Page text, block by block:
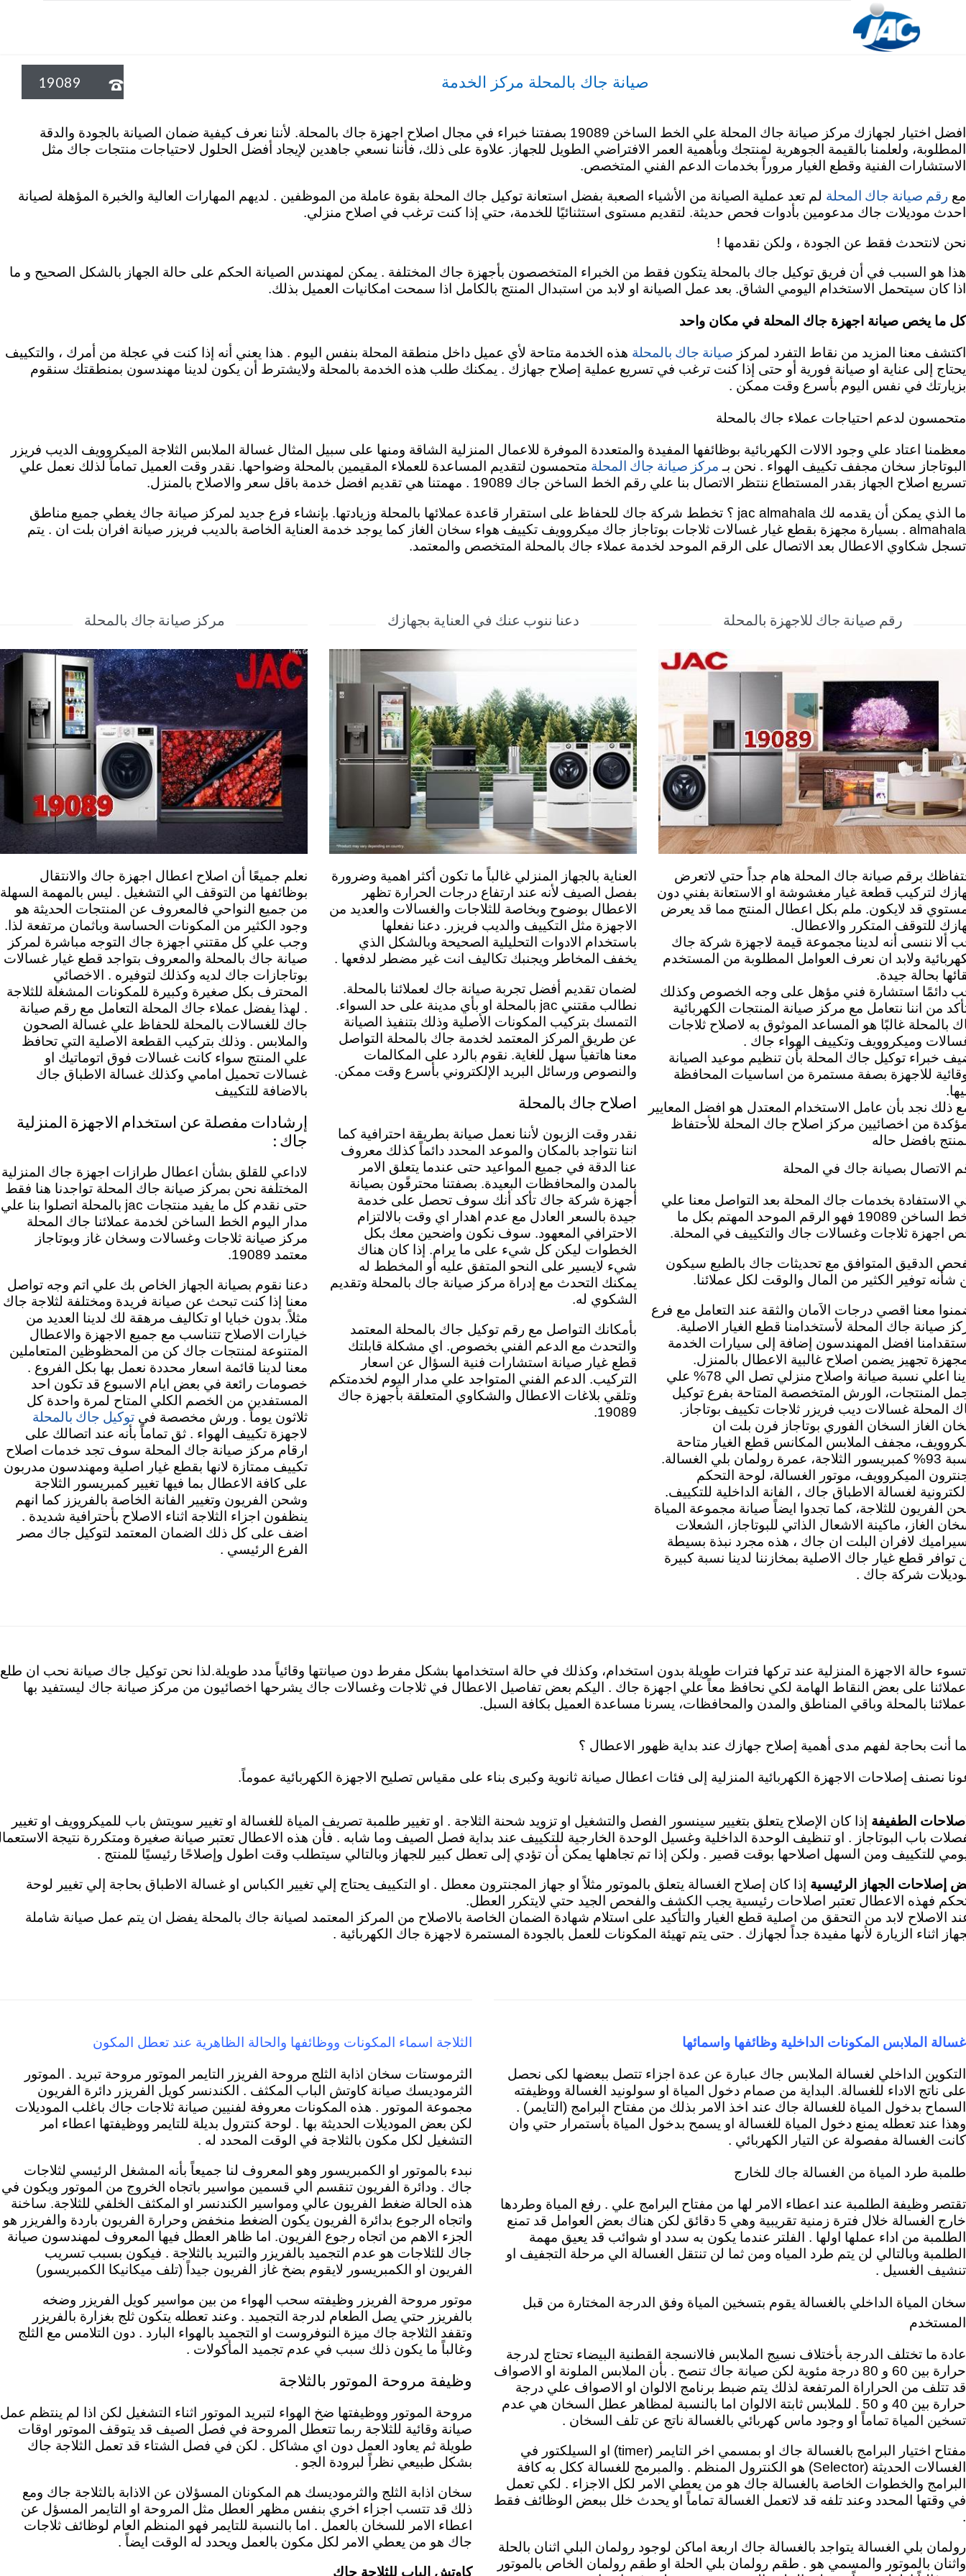
Skip
to
صيانة جاك بالمحلة مركز الخدمة 
19089
افضل اختيار لجهازك مركز صيانة جاك المحلة علي الخط الساخن 19089 بصفتنا خبراء في مجال اصلاح اجهزة جاك بالمحلة. لأننا نعرف كيفية ضمان الصيانة بالجودة والدقة
المطلوبة، ولعلمنا بالقيمة الجوهرية لمنتجك وبأهمية العمر الافتراضي الطويل للجهاز. علاوة على ذلك، فأننا نسعي جاهدين لإيجاد أفضل الحلول لاحتياجات منتجات جاك مثل
الاستشارات الفنية وقطع الغيار مروراً بخدمات الدعم الفني المتخصص.
مع رقم صيانة جاك المحلة لم تعد عملية الصيانة من الأشياء الصعبة بفضل استعانة توكيل جاك المحلة بقوة عاملة من الموظفين . لديهم المهارات العالية والخبرة المؤهلة لصيانة
احدث موديلات جاك مدعومين بأدوات فحص حديثة. لتقديم مستوى استثنائيًا للخدمة، حتي إذا كنت ترغب في اصلاح منزلي.
نحن لانتحدث فقط عن الجودة ، ولكن نقدمها !
هذا هو السبب في أن فريق توكيل جاك بالمحلة يتكون فقط من الخبراء المتخصصون بأجهزة جاك المختلفة . يمكن لمهندس الصيانة الحكم على حالة الجهاز بالشكل الصحيح و ما
اذا كان سيتحمل الاستخدام اليومي الشاق. بعد عمل الصيانة او لابد من استبدال المنتج بالكامل اذا سمحت امكانيات العميل بذلك.
كل ما يخص صيانة اجهزة جاك المحلة في مكان واحد
اكتشف معنا المزيد من نقاط التفرد لمركز صيانة جاك بالمحلة هذه الخدمة متاحة لأي عميل داخل منطقة المحلة بنفس اليوم . هذا يعني أنه إذا كنت في عجلة من أمرك ، والتكييف
يحتاج إلى عناية او صيانة فورية أو حتى إذا كنت ترغب في تسريع عملية إصلاح جهازك . يمكنك طلب هذه الخدمة بالمحلة ولايشترط أن يكون لدينا مهندسون بمنطقتك سنقوم
بزيارتك في نفس اليوم بأسرع وقت ممكن .
متحمسون لدعم احتياجات عملاء جاك بالمحلة
معظمنا اعتاد علي وجود الالات الكهربائية بوظائفها المفيدة والمتعددة الموفرة للاعمال المنزلية الشاقة ومنها على سبيل المثال غسالة الملابس الثلاجة الميكروويف الديب فريزر
البوتاجاز سخان مجفف تكييف الهواء . نحن بـ مركز صيانة جاك المحلة متحمسون لتقديم المساعدة للعملاء المقيمين بالمحلة وضواحها. نقدر وقت العميل تماماً لذلك نعمل علي
تسريع اصلاح الجهاز بقدر المستطاع ننتظر الاتصال بنا علي رقم الخط الساخن جاك 19089 . مهمتنا هي تقديم افضل خدمة باقل سعر والاصلاح بالمنزل.
ما الذي يمكن أن يقدمه لك jac almahala ؟
تخطط شركة جاك للحفاظ على استقرار قاعدة عملائها بالمحلة وزيادتها. بإنشاء فرع جديد لمركز صيانة جاك يغطي جميع مناطق
almahala . بسيارة مجهزة بقطع غيار غسالات ثلاجات بوتاجاز جاك ميكروويف تكييف هواء سخان الغاز كما يوجد خدمة العناية الخاصة بالديب فريزر صيانة افران بلت ان . يتم
تسجل شكاوي الاعطال بعد الاتصال على الرقم الموحد لخدمة عملاء جاك بالمحلة المتخصص والمعتمد.
مركز صيانة جاك بالمحلة
نعلم جميعًا أن اصلاح اعطال اجهزة جاك والانتقال
بوظائفها من التوقف الي التشغيل . ليس بالمهمة السهلة
من جميع النواحي فالمعروف عن المنتجات الحديثة هو
وجود الكثير من المكونات الحساسة وباثمان مرتفعة لذا.
وجب علي كل مقتني اجهزة جاك التوجه مباشرة لمركز
صيانة جاك بالمحلة والمعروف بتواجد قطع غيار غسالات
بوتاجازات جاك لديه وكذلك لتوفيره . الاخصائي
المحترف بكل صغيرة وكبيرة للمكونات المشغلة للثلاجة
. لهذا يفضل عملاء جاك المحلة التعامل مع رقم صيانة
جاك للغسالات بالمحلة للحفاظ علي غسالة الصحون
والملابس . وذلك بتركيب القطعة الاصلية التي تحافظ
علي المنتج سواء كانت غسالات فوق اتوماتيك او
غسالات تحميل امامي وكذلك غسالة الاطباق جاك
بالاضافة للتكييف
إرشادات مفصلة عن استخدام الاجهزة المنزلية
جاك :
لاداعي للقلق بشأن اعطال طرازات اجهزة جاك المنزلية
المختلفة نحن بمركز صيانة جاك المحلة تواجدنا هنا فقط
حتى نقدم كل ما يفيد منتجات jac بالمحلة اتصلوا بنا علي
مدار اليوم الخط الساخن لخدمة عملائنا جاك المحلة
مركز صيانة ثلاجات وغسالات وسخان غاز وبوتاجاز
معتمد 19089.
دعنا نقوم بصيانة الجهاز الخاص بك علي اتم وجه تواصل
معنا إذا كنت تبحث عن صيانة فريدة ومختلفة لثلاجة جاك
مثلاً. بدون خبايا او تكاليف مرهقة لك لدينا العديد من
خيارات الاصلاح تتناسب مع جميع الاجهزة والاعطال
المتنوعة لمنتجات جاك كن من المحظوظين المتعاملين
معنا لدينا قائمة اسعار محددة نعمل بها بكل الفروع .
خصومات رائعة في بعض ايام الاسبوع قد تكون احد
المستفدين من الخصم الكلي المتاح لمرة واحدة كل
ثلاثون يوماً . ورش مخصصة في توكيل جاك بالمحلة
لاجهزة تكييف الهواء . ثق تماماً بأنه عند اتصالك على
ارقام مركز صيانة جاك المحلة سوف تجد خدمات اصلاح
تكييف ممتازة لانها بقطع غيار اصلية ومهندسون مدربون
على كافة الاعطال بما فيها تغيير كمبريسور الثلاجة
وشحن الفريون وتغيير الفانة الخاصة بالفريزز كما انهم
ينظفون اجزاء الثلاجة اثناء الاصلاح بأحترافية شديدة .
اضف على كل ذلك الضمان المعتمد لتوكيل جاك مصر
الفرع الرئيسي .
دعنا ننوب عنك في العناية بجهازك
العناية بالجهاز المنزلي غالباً ما تكون أكثر اهمية وضرورة
بفصل الصيف لأنه عند ارتفاع درجات الحرارة تظهر
الاعطال بوضوح وبخاصة للثلاجات والغسالات والعديد من
الاجهزة مثل التكييف والديب فريزر. دعنا نفعلها
باستخدام الادوات التحليلية الصحيحة وبالشكل الذي
يخفف المخاطر ويجنبك تكاليف انت غير مضطر لدفعها .
لضمان تقديم أفضل تجربة صيانة جاك لعملائنا بالمحلة.
نطالب مقتني jac بالمحلة او بأي مدينة على حد السواء.
التمسك بتركيب المكونات الأصلية وذلك بتنفيذ الصيانة
عن طريق المركز المعتمد لخدمة جاك بالمحلة التواصل
معنا هاتفياً سهل للغاية. نقوم بالرد على المكالمات
والنصوص ورسائل البريد الإلكتروني بأسرع وقت ممكن.
اصلاح جاك بالمحلة
نقدر وقت الزبون لأننا نعمل صيانة بطريقة احترافية كما
اننا نتواجد بالمكان والموعد المحدد دائماً كذلك معروف
عنا الدقة في جميع المواعيد حتى عندما يتعلق الامر
بالمدن والمحافظات البعيدة. بصفتنا محترفًون بصيانة
أجهزة شركة جاك تأكد أنك سوف تحصل على خدمة
جيدة بالسعر العادل مع عدم اهدار اي وقت بالالتزام
الاحترافي المعهود. سوف نكون واضحين معك بكل
الخطوات ليكن كل شيء على ما يرام. إذا كان هناك
شيء لايسير على النحو المتفق عليه أو المخطط له
يمكنك التحدث مع إدراة مركز صيانة جاك بالمحلة وتقديم
الشكوي له.
بأمكانك التواصل مع رقم توكيل جاك بالمحلة المعتمد
والتحدث مع الدعم الفني بخصوص. اي مشكلة قابلتك
قطع غيار صيانة استشارات فنية السؤال عن اسعار
التركيب. الدعم الفني المتواجد علي مدار اليوم لخدمتكم
وتلقي بلاغات الاعطال والشكاوي المتعلقة بأجهزة جاك
19089.
رقم صيانة جاك للاجهزة بالمحلة
برقم صيانة جاك المحلة هام جداً حتي لاتعرض
لتركيب قطعة غيار مغشوشة او الاستعانة بفني دون
قد لايكون. ملم بكل اعطال المنتج مما قد يعرض
للتوقف المتكرر والاعطال.
ألا ننسى أنه لدينا مجموعة قيمة لاجهزة شركة جاك
ولابد ان نعرف العوامل المطلوبة من المستخدم
بحالة جيدة.
دائمًا استشارة فني مؤهل على وجه الخصوص وكذلك
من اننا نتعامل مع مركز صيانة المنتجات الكهربائية
بالمحلة غالبًا هو المساعد الموثوق به لاصلاح ثلاجات
وميكروويف وتكييف الهواء جاك .
خبراء توكيل جاك المحلة بأن تنظيم موعيد الصيانة
للاجهزة بصفة مستمرة من اساسيات المحافظة
ذلك نجد بأن عامل الاستخدام المعتدل هو افضل المعايير
من اخصائيين مركز اصلاح جاك المحلة للأحتفاظ
بافضل حاله
الاتصال بصيانة جاك في المحلة
الاستفادة بخدمات جاك المحلة بعد
التواصل معنا علي
الخط الساخن 19089 فهو الرقم الموحد المهتم بكل ما
اجهزة ثلاجات وغسالات جاك والتكييف في المحلة.
الدقيق المتوافق مع تحديثات جاك بالطبع سيكون
شأنه توفير الكثير من المال والوقت لكل عملائنا.
معنا اقصي درجات الاَمان والثقة عند التعامل مع فرع
صيانة جاك المحلة لأستخدامنا قطع الغيار الاصلية.
افضل المهندسون إضافة إلى سيارات الخدمة
تجهيز يضمن اصلاح غالبية الاعطال بالمنزل.
لدينا اعلي نسبة صيانة واصلاح منزلي تصل الي 78% علي
المنتجات، الورش المتخصصة المتاحة بفرع توكيل
المحلة غسالات ديب فريزر ثلاجات تكييف بوتاجاز.
الغاز السخان الفوري بوتاجاز فرن بلت ان
مجفف الملابس المكانس قطع الغيار متاحة
بنسبة 93% كمبريسور الثلاجة، عمرة رولمان بلي الغسالة.
الميكروويف، موتور الغسالة، لوحة التحكم
لغسالة الاطباق جاك ، الفانة الداخلية للتكييف.
الفريون للثلاجة، كما تجدوا ايضاً صيانة مجموعة المياة
الغاز، ماكينة الاشعال الذاتي للبوتاجاز، الشعلات
لافران البلت ان جاك ، هذه مجرد نبذة بسيطة
توافر قطع غيار جاك الاصلية بمخازننا لدينا نسبة كبيرة
شركة جاك .
تسوء حالة الاجهزة المنزلية عند تركها فترات طويلة بدون استخدام، وكذلك في حالة استخدامها بشكل مفرط دون صيانتها وقائياً مدد طويلة.لذا نحن توكيل جاك صيانة نحب ان طلع
عملائنا على بعض النقاط الهامة لكي نحافظ معاً علي اجهزة جاك . اليكم بعض تفاصيل الاعطال في ثلاجات وغسالات جاك يشرحها اخصائيون من مركز صيانة جاك ليستفيد بها
عملائنا بالمحلة وباقي المناطق والمدن والمحافظات، يسرنا مساعدة العميل بكافة السبل.
أنت بحاجة لفهم مدى أهمية إصلاح جهازك عند بداية ظهور الاعطال ؟
نصنف إصلاحات الاجهزة الكهربائية المنزلية إلى فئات اعطال صيانة ثانوية وكبرى بناء على مقياس تصليح الاجهزة الكهربائية عموماً.
الطفيفة إذا كان الإصلاح يتعلق بتغيير سينسور الفصل والتشغيل او تزويد شحنة الثلاجة . او تغيير طلمبة تصريف المياة للغسالة او تغيير سويتش باب للميكروويف او تغيير
باب البوتاجاز . او تنظيف الوحدة الداخلية وغسيل الوحدة الخارجية للتكييف عند بداية فصل الصيف وما شابه . فأن هذه الاعطال تعتبر صيانة صغيرة ومتكررة نتيجة
للتكييف ومن السهل اصلاحها بوقت قصير . ولكن إذا تم تجاهلها يمكن أن تؤدي إلى تعطل كبير للجهاز وبالتالي سيتطلب وقت اطول وإصلاحًا رئيسيًا للمنتج .
إصلاحات الجهاز الرئيسية إذا كان إصلاح الغسالة يتعلق بالموتور مثلاً او جهاز المجنترون معطل . او التكييف يحتاج إلي تغيير الكباس او غسالة الاطباق بحاجة إلي تغيير لوحة
فهذه الاعطال تعتبر اصلاحات رئيسية يجب الكشف والفحص الجيد حتي لايتكرر العطل.
الاصلاح لابد من التحقق من اصلية قطع الغيار والتأكيد على استلام شهادة الضمان الخاصة بالاصلاح من المركز المعتمد لصيانة جاك بالمحلة يفضل ان يتم عمل صيانة شاملة
اثناء الزيارة لأنها مفيدة جداً لجهازك . حتى يتم تهيئة المكونات للعمل بالجودة المستمرة لاجهزة جاك الكهربائية .
الثلاجة اسماء المكونات ووظائفها والحالة الظاهرية عند تعطل المكون
الثرموستات سخان اذابة الثلج مروحة الفريزر التايمر الموتور مروحة تبريد . الموتور
الثرموديسك صيانة كاوتش الباب المكثف . الكندنسر كويل الفريزر دائرة الفريون
مجموعة الموتور . هذه المكونات معروفة لفنيين صيانة ثلاجات جاك باغلب الموديلات
لكن بعض الموديلات الحديثة بها . لوحة كنترول بديلة للتايمر ووظيفتها اعطاء امر
التشغيل لكل مكون بالثلاجة في الوقت المحدد له .
نبدء بالموتور او الكمبريسور وهو المعروف لنا جميعاً بأنه المشغل الرئيسي لثلاجات
جاك . ودائرة الفريون تنقسم الي قسمين مواسير باتجاه الخروج من الموتور ويكون في
هذه الحالة ضغط الفريون عالي ومواسير الكندنسر او المكثف الخلفي للثلاجة. ساخنة
واتجاه الرجوع بدائرة الفريون يكون الضغط منخفض وحرارة الفريون باردة والفريزر هو
الجزء الاهم من اتجاه رجوع الفريون. اما ظاهر العطل فيها المعروف لمهندسون صيانة
جاك للثلاجات هو عدم التجميد بالفريزر والتبريد بالثلاجة . فيكون بسبب تسريب
الفريون او الكمبريسور لايقوم بضخ غاز الفريون جيداً (تلف ميكانيكا الكمبريسور)
موتور مروحة الفريزر وظيفته سحب الهواء من بين مواسير كويل الفريزر وضخه
بالفريزر حتي يصل الطعام لدرجة التجميد . وعند تعطله يتكون ثلج بغزارة بالفريزر
وتقفد الثلاجة جاك ميزة النوفروست او التجميد بالهواء البارد . دون التلامس مع الثلج
وغالباً ما يكون ذلك سبب في عدم تجميد المأكولات .
وظيفة مروحة الموتور بالثلاجة
مروحة الموتور ووظيفتها ضخ الهواء لتبريد الموتور اثناء التشغيل لكن اذا لم ينتظم عمل
صيانة وقائية للثلاجة ربما تتعطل المروحة في فصل الصيف قد يتوقف الموتور اوقات
طويلة ثم يعاود العمل دون اي مشاكل . لكن في فصل الشتاء قد تعمل الثلاجة جاك
بشكل طبيعي نظراً لبرودة الجو .
سخان اذابة الثلج والثرموديسك هم المكونان المسؤلان عن الاذابة بالثلاجة جاك ومع
ذلك قد تتسب اجزاء اخري بنفس مظهر العطل مثل المروحة او التايمر المسؤل عن
اعطاء الامر للسخان بالعمل . اما بالنسبة للتايمر فهو المنظم العام لوظائف ثلاجات
جاك هو من يعطي الامر لكل مكون بالعمل ويحدد له الوقت ايضاً .
كاوتش الباب للثلاجة جاك
غسالة الملابس المكونات الداخلية وظائفها واسمائها
التكوين الداخلي لغسالة الملابس جاك عبارة عن عدة اجزاء تتصل ببعضها لكى نحصل
على ناتج الاداء للغسالة. البداية من صمام دخول المياة او سولونيد الغسالة ووظيفته
السماح بدخول المياة للغسالة جاك عند اخذ الامر بذلك من مفتاح البرامج (التايمر) .
وهذا عند تعطله يمنع دخول المياة للغسالة او يسمح بدخول المياة بأستمرار حتي وان
كانت الغسالة مفصولة عن التيار الكهربائي .
طلمبة طرد المياة من الغسالة جاك للخارج
تقتصر وظيفة الطلمبة عند اعطاء الامر لها من مفتاح البرامج علي . رفع المياة وطردها
خارج الغسالة خلال فترة زمنية تقريبية وهي 5 دقائق لكن هناك بعض العوامل قد تمنع
الطلمبة من اداء عملها اولها . الفلتر عندما يكون به سدد او شوائب قد يعيق مهمة
الطلمبة وبالتالي لن يتم طرد المياه ومن ثما لن تنتقل الغسالة الي مرحلة التجفيف او
تنشيف الغسيل .
سخان المياة الداخلي بالغسالة يقوم بتسخين المياة وفق الدرجة المختارة من قبل
المستخدم
عادة ما تختلف الدرجة بأختلاف نسيج الملابس فالانسجة القطنية البيضاء تحتاج لدرجة
حرارة بين 60 و 80 درجة مئوية لكن صيانة جاك تنصح . بأن الملابس الملونة او الاصواف
قد تتلف من الحراراة المرتفعة لذلك يتم ضبط برنامج الالوان او الاصواف علي درجة
حرارة بين 40 و 50 . للملابس ثابتة الالوان اما بالنسبة لمظاهر عطل السخان هي عدم
تسخين المياة تماماً او وجود ماس كهربائي بالغسالة ناتج عن تلف السخان .
مفتاح اختيار البرامج بالغسالة جاك او بمسمي اخر التايمر (timer) او السيلكتور في
الغسالات الحديثة (Selector) هو الكنترول المنظم . والمبرمج للغسالة ككل به كافة
البرامج والخطوات الخاصة بالغسالة جاك هو من يعطي الامر لكل الاجزاء . لكي تعمل
في وقتها المحدد وعند تلفه قد لاتعمل الغسالة تماماً او يحدث خلل ببعض الوظائف فقط
.
رولمان بلي الغسالة يتواجد بالغسالة جاك اربعة اماكن لوجود رولمان البلي اثنان بالحلة
واثنان بالموتور والمسمي هو . طقم رولمان بلي الحلة او طقم رولمان الخاص بالموتور